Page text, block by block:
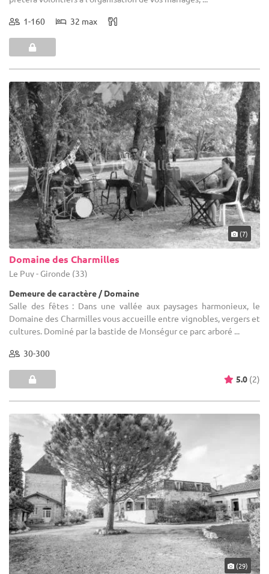
1-160 32 max
(7)
Domaine des Charmilles
Le Puy - Gironde (33)
Demeure de caractère / Domaine
Salle des fêtes : Dans une vallée aux paysages harmonieux, le
Domaine des Charmilles vous accueille entre vignobles, vergers et
cultures. Dominé par la bastide de Monségur ce parc arboré ...
30-300
5.0 (2)
(29)